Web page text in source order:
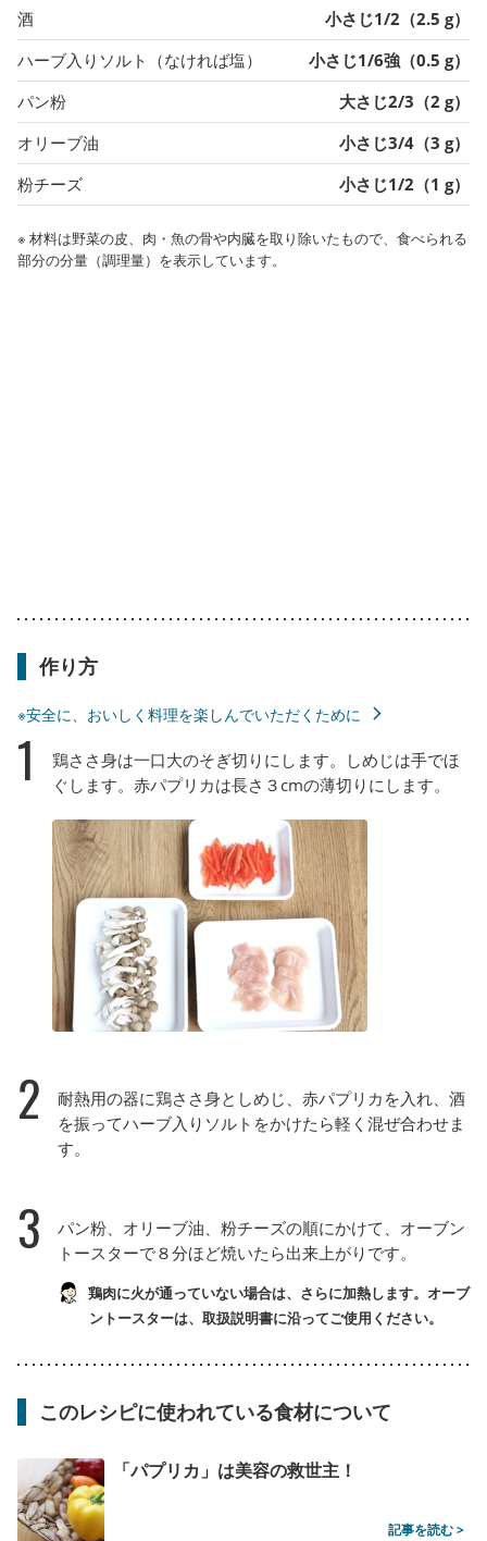
酒
小さじ1/2（2.5 g）
ハーブ入りソルト（なければ塩）
小さじ1/6強（0.5 g）
パン粉
大さじ2/3（2 g）
オリーブ油
小さじ3/4（3 g）
粉チーズ
小さじ1/2（1 g）
※ 材料は野菜の皮、肉・魚の骨や内臓を取り除いたもので、食べられる
部分の分量（調理量）を表示しています。
作り方
※安全に、おいしく料理を楽しんでいただくために
1
鶏ささ身は一口大のそぎ切りにします。しめじは手でほ
ぐします。赤パプリカは長さ３cmの薄切りにします。
2
耐熱用の器に鶏ささ身としめじ、赤パプリカを入れ、酒
を振ってハーブ入りソルトをかけたら軽く混ぜ合わせま
す。
3
パン粉、オリーブ油、粉チーズの順にかけて、オーブン
トースターで８分ほど焼いたら出来上がりです。
鶏肉に火が通っていない場合は、さらに加熱します。オーブ
ントースターは、取扱説明書に沿ってご使用ください。
このレシピに使われている食材について
「パプリカ」は美容の救世主！
記事を読む >